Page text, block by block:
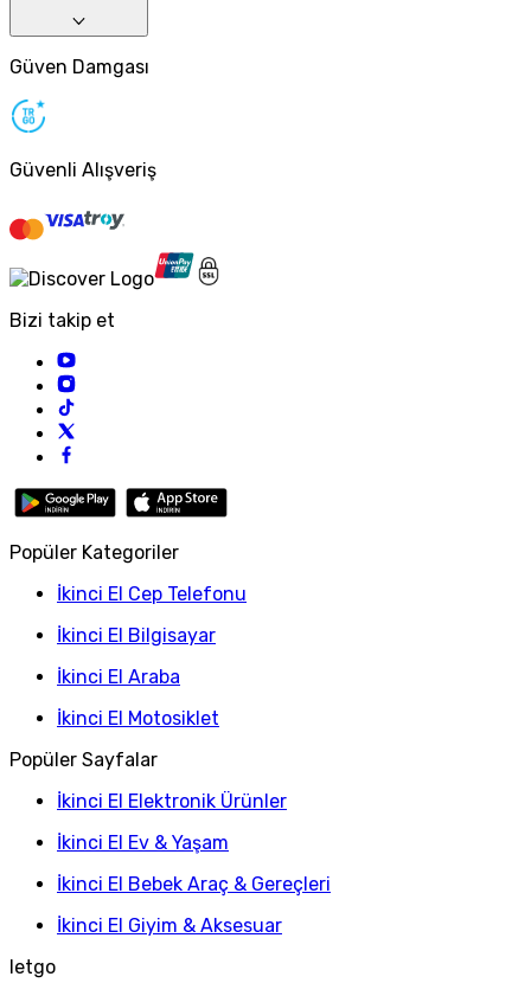
Güven Damgası
Güvenli Alışveriş
Bizi takip et
Popüler Kategoriler
İkinci El Cep Telefonu
İkinci El Bilgisayar
İkinci El Araba
İkinci El Motosiklet
Popüler Sayfalar
İkinci El Elektronik Ürünler
İkinci El Ev & Yaşam
İkinci El Bebek Araç & Gereçleri
İkinci El Giyim & Aksesuar
letgo